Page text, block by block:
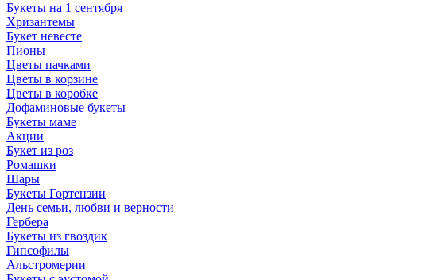
Букеты на 1 сентября
Хризантемы
Букет невесте
Пионы
Цветы пачками
Цветы в корзине
Цветы в коробке
Дофаминовые букеты
Букеты маме
Акции
Букет из роз
Ромашки
Шары
Букеты Гортензии
День семьи, любви и верности
Гербера
Букеты из гвоздик
Гипсофилы
Альстромерии